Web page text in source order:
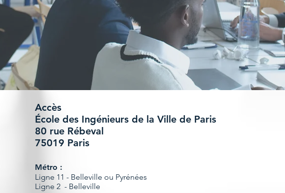
Envoyer
​Accès
École des Ingénieurs de la Ville de Paris
80 rue Rébeval
75019 Paris
Métro :
Ligne 11 - Belleville ou Pyrénées
Ligne 2 - Belleville